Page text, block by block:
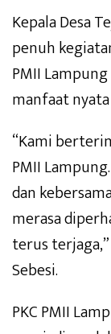
Kepala Desa
penuh
PMII
manfaat
“Kami
PMII
dan
merasa
terus
Sebesi.
PKC PMII